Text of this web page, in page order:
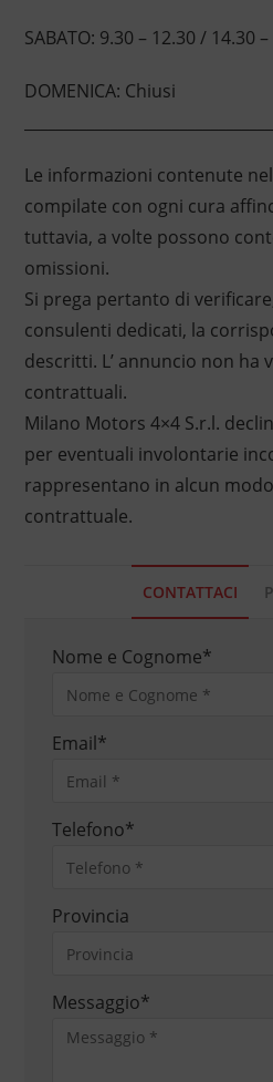
SABATO: 9.30 – 12.30 / 14.30
DOMENICA: Chiusi
Le informazioni contenute
compilate con ogni cura
tuttavia, a volte possono
omissioni.
Si prega pertanto di
consulenti dedicati, la
descritti. L’ annuncio non ha
contrattuali.
Milano Motors 4×4 S.r.l.
per eventuali involontarie
rappresentano in alcun
contrattuale.
CONTATTACI
Nome e Cognome*
Email*
Telefono*
Provincia
Messaggio*